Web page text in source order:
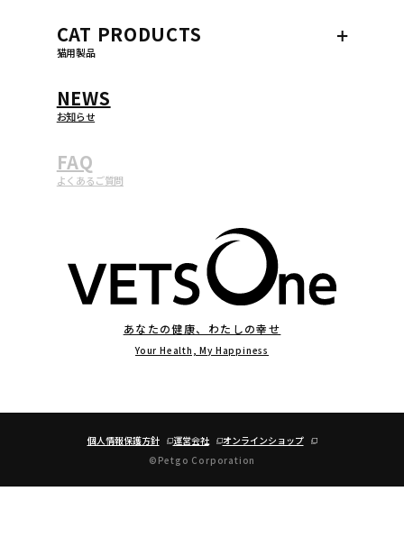
CAT PRODUCTS
猫用製品
NEWS
お知らせ
FAQ
よくあるご質問
あなたの健康、わたしの幸せ
Your Health, My Happiness
個人情報保護方針 運営会社
オンラインショップ
©Petgo Corporation